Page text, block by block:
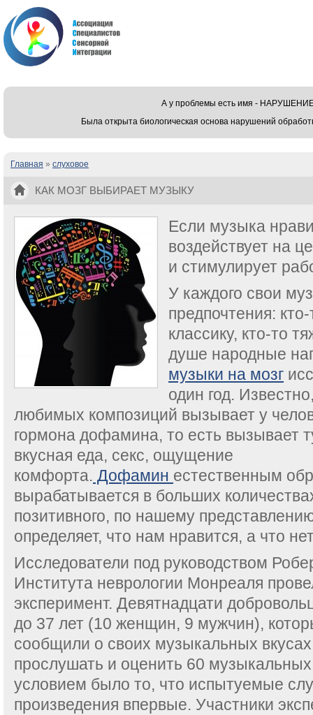
А у проблемы есть имя -
Была открыта биологическая основа нарушений
Вы здесь
Главная » слуховое
КАК МОЗГ ВЫБИРАЕТ МУЗЫКУ
Если музыка
воздействует на
и стимулирует
У каждого свои
предпочтения:
классику, кто-то
душе народные
музыки на мозг
один год.
любимых композиций вызывает у
гормона дофамина, то есть вызывает
вкусная еда, секс, ощущение
комфорта. Дофамин естественным
вырабатывается в больших
позитивного, по нашему
определяет, что нам нравится, а что
Исследователи под руководством
Института неврологии Монреаля
эксперимент. Девятнадцати
до 37 лет (10 женщин, 9 мужчин),
сообщили о своих музыкальных
прослушать и оценить 60
условием было то, что испытуемые
произведения впервые. Участники